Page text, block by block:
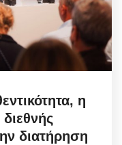
η
διατήρηση